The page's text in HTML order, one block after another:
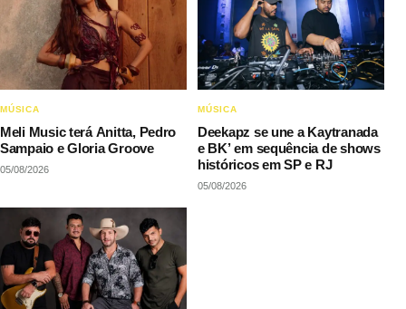
MÚSICA
Meli Music terá Anitta, Pedro
Sampaio e Gloria Groove
05/08/2026
MÚSICA
Deekapz se une a Kaytranada
e BK’ em sequência de shows
históricos em SP e RJ
05/08/2026